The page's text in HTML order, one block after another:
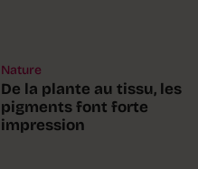
Nature
De la plante au tissu, les
pigments font forte
impression